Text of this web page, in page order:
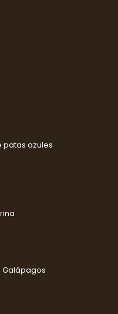
patas azules
Galápagos